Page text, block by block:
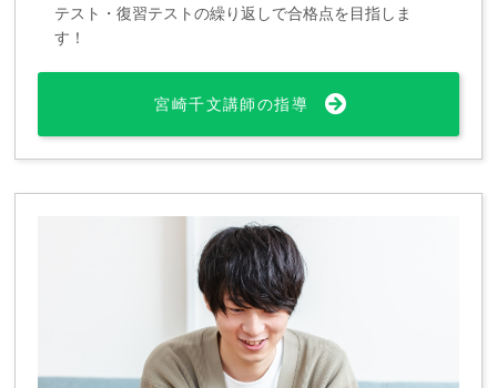
テスト・復習テストの繰り返しで合格点を目指しま
す！
宮崎千文講師の指導